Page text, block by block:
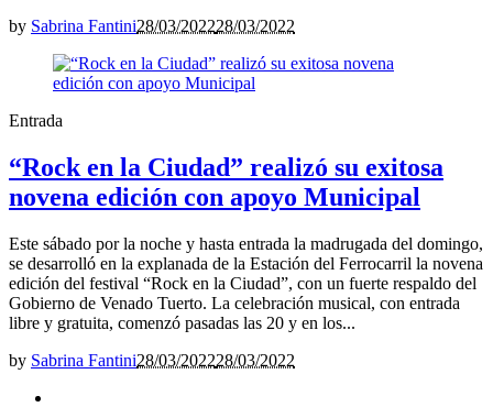
by Sabrina Fantini28/03/202228/03/2022
Entrada
“Rock en la Ciudad” realizó su exitosa
novena edición con apoyo Municipal
Este sábado por la noche y hasta entrada la madrugada del domingo,
se desarrolló en la explanada de la Estación del Ferrocarril la novena
edición del festival “Rock en la Ciudad”, con un fuerte respaldo del
Gobierno de Venado Tuerto. La celebración musical, con entrada
libre y gratuita, comenzó pasadas las 20 y en los...
by Sabrina Fantini28/03/202228/03/2022